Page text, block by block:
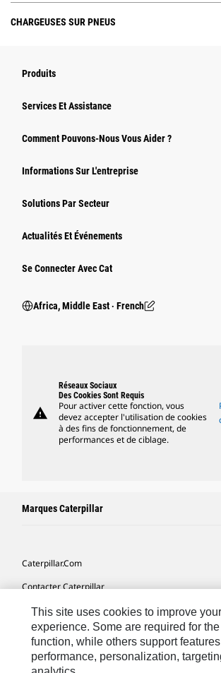
CHARGEUSES SUR PNEUS
Produits
Services Et Assistance
Comment Pouvons-Nous Vous Aider ?
Informations Sur L'entreprise
Solutions Par Secteur
Actualités Et Événements
Se Connecter Avec Cat
Africa, Middle East ‧ French
warning
Réseaux Sociaux
Des Cookies Sont Requis
Pour activer cette fonction, vous
devez accepter l'utilisation de cookies
à des fins de fonctionnement, de
performances et de ciblage.
Marques Caterpillar
Caterpillar.com
Contacter Caterpillar
Mes Préférences Marketing
Plan Du Site
Cookie Settings
This site uses cookies to improve your
experience. Some are required for
function, while others support
performance, personalization,